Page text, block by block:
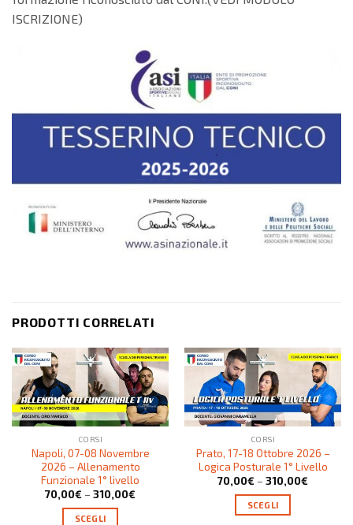
ISCRIZIONE)
PRODOTTI CORRELATI
CORSI
Napoli, 07-08 Novembre
2026 – Allenamento
Funzionale 1° livello
70,00€ – 310,00€
SCEGLI
CORSI
Prato, 17-18 Ottobre 2026 –
Logica Posturale 1° Livello
70,00€ – 310,00€
SCEGLI